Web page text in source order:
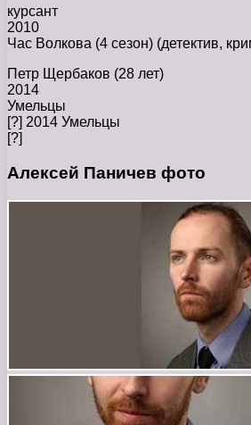
курсант
2010
Час Волкова (4 сезон) (детектив,
Петр Щербаков (28 лет)
2014
Умельцы
[?] 2014 Умельцы
[?]
Алексей Паничев фото